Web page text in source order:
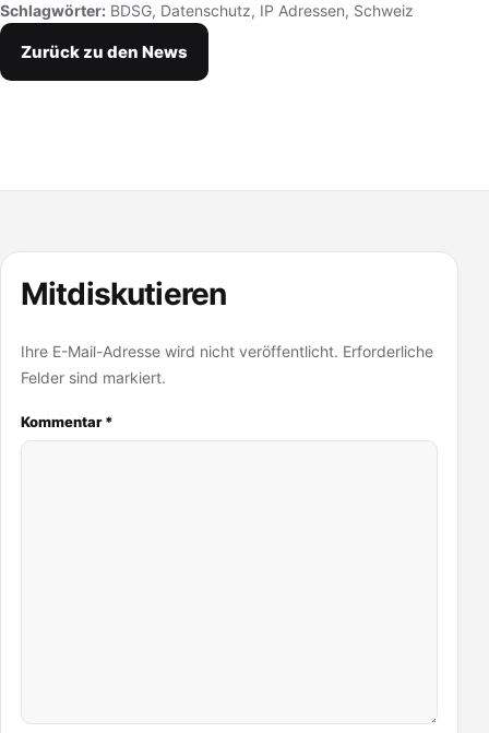
Schlagwörter: BDSG, Datenschutz, IP Adressen, Schweiz
Zurück zu den News
Mitdiskutieren
Ihre E-Mail-Adresse wird nicht veröffentlicht. Erforderliche
Felder sind markiert.
Kommentar*